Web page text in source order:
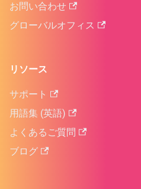
お問い合わせ
グローバルオフィス
リソース
サポート
用語集 (英語)
よくあるご質問
ブログ